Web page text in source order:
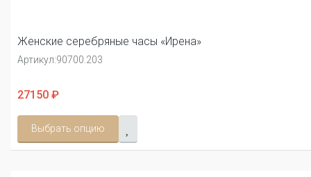
Женские серебряные часы «Ирена»
Артикул:90700.203
27150 ₽
Выбрать опцию